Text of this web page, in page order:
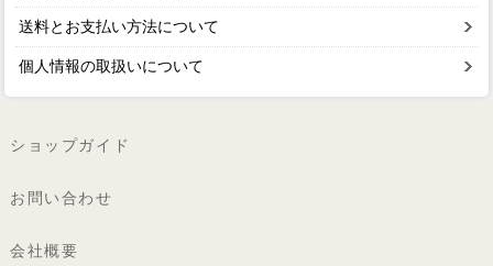
送料とお支払い方法について
個人情報の取扱いについて
ショップガイド
お問い合わせ
会社概要